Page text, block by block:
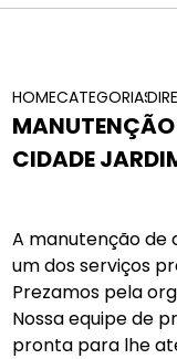
HOMECATEGORIAS
CIDADE
A manutenção de
um dos serviços
Prezamos pela
Nossa equipe de
pronta para lhe